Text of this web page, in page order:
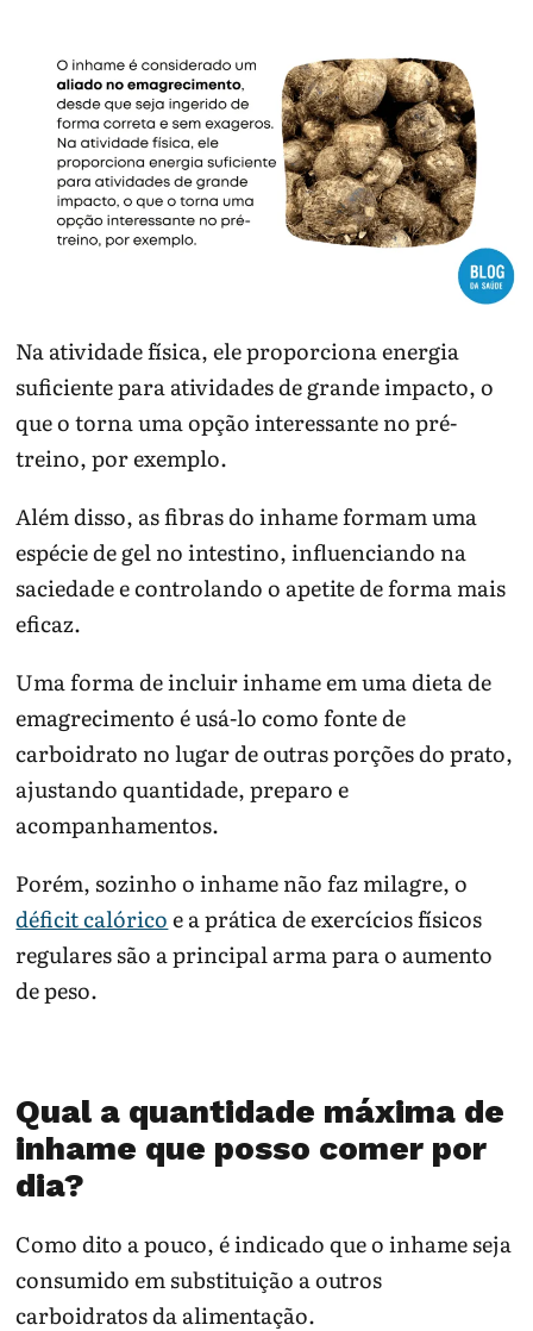
Na atividade física, ele proporciona energia
suficiente para atividades de grande impacto, o
que o torna uma opção interessante no pré-
treino, por exemplo.
Além disso, as fibras do inhame formam uma
espécie de gel no intestino, influenciando na
saciedade e controlando o apetite de forma mais
eficaz.
Uma forma de incluir inhame em uma dieta de
emagrecimento é usá-lo como fonte de
carboidrato no lugar de outras porções do prato,
ajustando quantidade, preparo e
acompanhamentos.
Porém, sozinho o inhame não faz milagre, o
déficit calóricoe a prática de exercícios físicos
regulares são a principal arma para o aumento
de peso.
Qual a quantidade máxima de
inhame que posso comer por
dia?
Como dito a pouco, é indicado que o inhame seja
consumido em substituição a outros
carboidratos da alimentação.